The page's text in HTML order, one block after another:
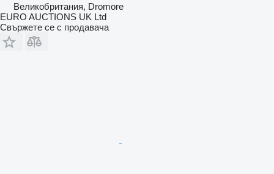
Великобритания, Dromore
EURO AUCTIONS UK Ltd
Свържете се с продавача